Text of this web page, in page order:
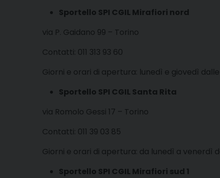
Sportello SPI CGIL Mirafiori nord
via P. Gaidano 99 – Torino
Contatti: 011 313 93 60
Giorni e orari di apertura: lunedì e giovedì dalle
Sportello SPI CGIL Santa Rita
via Romolo Gessi 17 – Torino
Contatti: 011 39 03 85
Giorni e orari di apertura: da lunedì a venerdì
Sportello SPI CGIL Mirafiori sud 1